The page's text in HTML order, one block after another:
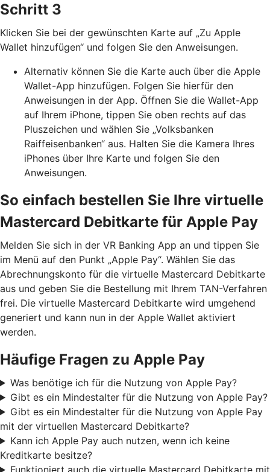
Schritt 3
Klicken Sie bei der gewünschten Karte auf „Zu Apple
Wallet hinzufügen“ und folgen Sie den Anweisungen.
Alternativ können Sie die Karte auch über die Apple
Wallet-App hinzufügen. Folgen Sie hierfür den
Anweisungen in der App. Öffnen Sie die Wallet-App
auf Ihrem iPhone, tippen Sie oben rechts auf das
Pluszeichen und wählen Sie „Volksbanken
Raiffeisenbanken“ aus. Halten Sie die Kamera Ihres
iPhones über Ihre Karte und folgen Sie den
Anweisungen.
So einfach bestellen Sie Ihre virtuelle
Mastercard Debitkarte für Apple Pay
Melden Sie sich in der VR Banking App an und tippen Sie
im Menü auf den Punkt „Apple Pay“. Wählen Sie das
Abrechnungskonto für die virtuelle Mastercard Debitkarte
aus und geben Sie die Bestellung mit Ihrem TAN-Verfahren
frei. Die virtuelle Mastercard Debitkarte wird umgehend
generiert und kann nun in der Apple Wallet aktiviert
werden.
Häufige Fragen zu Apple Pay
Was benötige ich für die Nutzung von Apple Pay?
Gibt es ein Mindestalter für die Nutzung von Apple Pay?
Gibt es ein Mindestalter für die Nutzung von Apple Pay
mit der virtuellen Mastercard Debitkarte?
Kann ich Apple Pay auch nutzen, wenn ich keine
Kreditkarte besitze?
Funktioniert auch die virtuelle Mastercard Debitkarte mit